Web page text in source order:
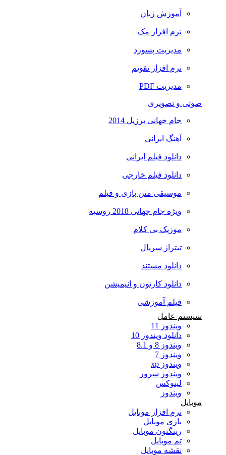
آموزش زبان
نرم افزار مک
مدیریت پسورد
نرم افزار تقویم
مدیریت PDF
صوتی و تصویری
جام جهانی برزیل 2014
آهنگ ایرانی
دانلود فیلم ایرانی
دانلود فیلم خارجی
موسیقی متن بازی و فیلم
ویژه جام جهانی 2018 روسیه
موزیک بی کلام
تیتراژ سریال
دانلود مستند
دانلود کارتون و انیمیشن
فیلم آموزشی
سیستم عامل
ویندوز 11
دانلود ویندوز 10
ویندوز 8 و 8.1
ویندوز 7
ویندوز xp
ویندوز سرور
لینوکس
ویندوز
موبایل
نرم افزار موبایل
بازی موبایل
رینگتون موبایل
تم موبایل
نقشه موبایل